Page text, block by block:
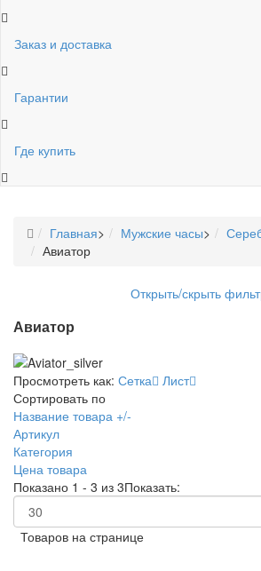
Заказ и доставка
Гарантии
Где купить
Главная> Мужские часы>
Авиатор
Открыть/скрыть
Авиатор
Просмотреть как: Сетка
Лист
Сортировать по
Название товара +/-
Артикул
Категория
Цена товара
Показано 1 - 3 из 3Показать:
Товаров на странице